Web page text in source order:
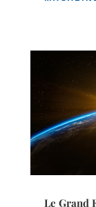
Le Grand